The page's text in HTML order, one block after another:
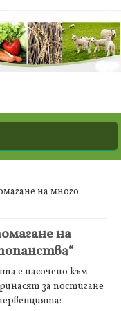
на много
на
е насочено към
за постигане